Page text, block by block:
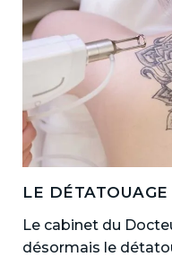
LE DÉTATOUAGE
Le cabinet du
désormais le